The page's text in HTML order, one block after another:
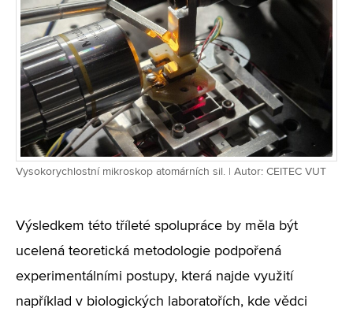
Vysokorychlostní mikroskop atomárních sil. | Autor: CEITEC VUT
Výsledkem této tříleté spolupráce by měla být
ucelená teoretická metodologie podpořená
experimentálními postupy, která najde využití
například v biologických laboratořích, kde vědci